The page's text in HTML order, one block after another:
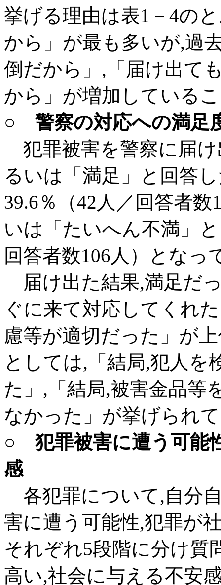
挙げる理由は表1－4の
から」が最も多いが,過
倒だから」,「届け出て
から」が増加している
○ 警察の対応への満足
犯罪被害を警察に届
るいは「満足」と回答
39.6％（42人／回答者
いは「たいへん不満」
回答者数106人）となっ
届け出た結果,満足だ
ぐに来て対応してくれ
慮等が適切だった」が
としては,「結局,犯人を
た」,「結局,被害金品等
なかった」が挙げられ
○ 犯罪被害に遭う可能
感
各犯罪について,自分
害に遭う可能性,犯罪が
それぞれ5段階に分け質
高い,社会に与える不安